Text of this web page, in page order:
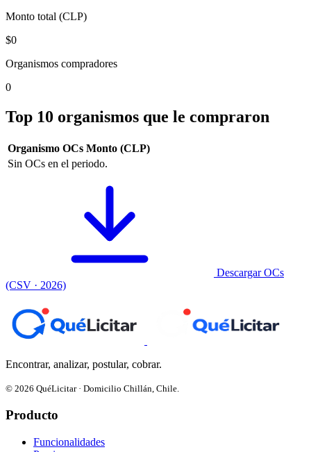
Monto total (CLP)
$0
Organismos compradores
0
Top 10 organismos que le compraron
Organismo OCs Monto (CLP)
Sin OCs en el periodo.
Descargar OCs
(CSV · 2026)
Encontrar, analizar, postular, cobrar.
© 2026 QuéLicitar · Domicilio Chillán, Chile.
Producto
Funcionalidades